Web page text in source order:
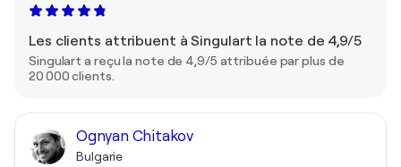
Les clients attribuent à Singulart la note de 4,9/5
Singulart a reçu la note de 4,9/5 attribuée par plus de
20 000 clients.
Ognyan Chitakov
Bulgarie